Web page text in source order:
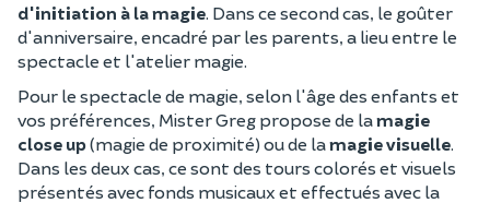
d'initiation à la magie. Dans ce second cas, le goûter
d'anniversaire, encadré par les parents, a lieu entre le
spectacle et l'atelier magie.
Pour le spectacle de magie, selon l'âge des enfants et
vos préférences, Mister Greg propose de lamagie
close up(magie de proximité) ou de lamagie visuelle.
Dans les deux cas, ce sont des tours colorés et visuels
présentés avec fonds musicaux et effectués avec la